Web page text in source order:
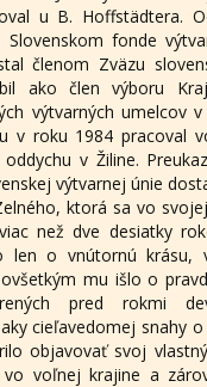
u B. Hoffstädtera.
Slovenskom fonde
členom Zväzu
ako člen výboru
výtvarných umelcov
v roku 1984 pracoval
v Žiline.
výtvarnej únie
ktorá sa vo
než dve desiatky
len o vnútornú krásu,
mu išlo o
pred rokmi
cieľavedomej snahy
objavovať svoj
vo voľnej krajine a